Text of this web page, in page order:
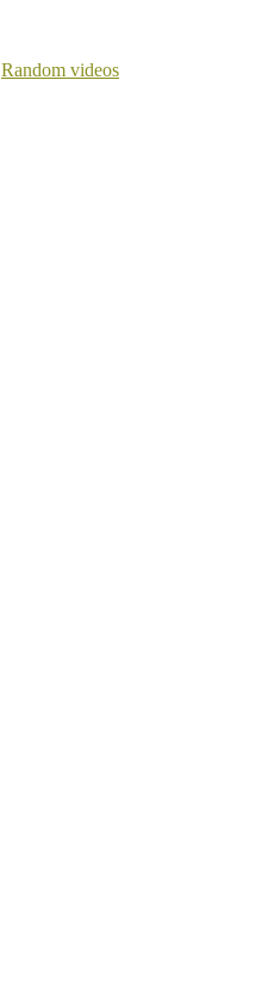
Random videos